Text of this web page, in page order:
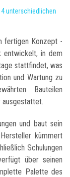
4 unterschiedlichen
fertigen Konzept -
entwickelt, in dem
stattfindet, was
und Wartung zu
Bauteilen
und baut sein
kümmert
Schulungen
über seinen
Palette des